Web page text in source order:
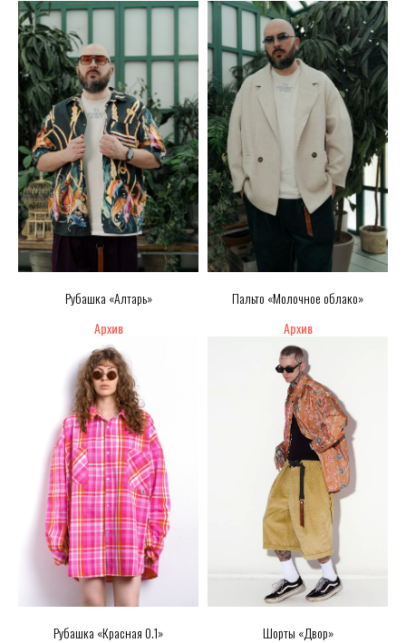
Рубашка «Алтарь» Пальто «Молочное облако»
Рубашка «Красная 0.1» Шорты «Двор»